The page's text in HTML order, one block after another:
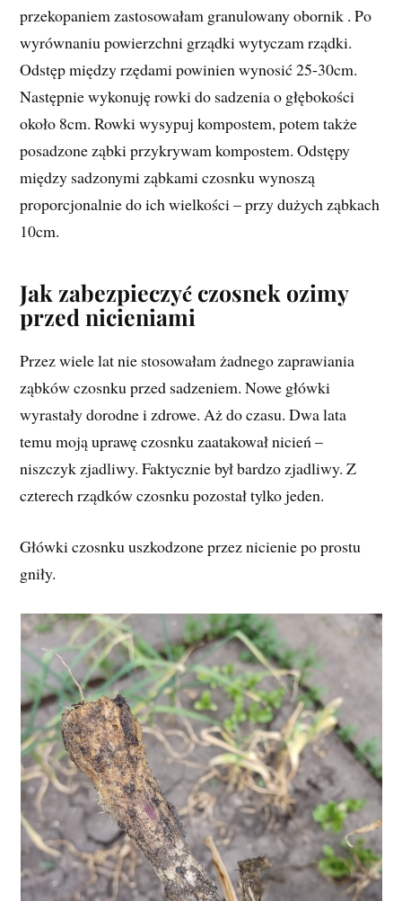
przekopaniem zastosowałam granulowany obornik . Po
wyrównaniu powierzchni grządki wytyczam rządki.
Odstęp między rzędami powinien wynosić 25-30cm.
Następnie wykonuję rowki do sadzenia o głębokości
około 8cm. Rowki wysypuj kompostem, potem także
posadzone ząbki przykrywam kompostem. Odstępy
między sadzonymi ząbkami czosnku wynoszą
proporcjonalnie do ich wielkości – przy dużych ząbkach
10cm.
Jak zabezpieczyć czosnek ozimy
przed nicieniami
Przez wiele lat nie stosowałam żadnego zaprawiania
ząbków czosnku przed sadzeniem. Nowe główki
wyrastały dorodne i zdrowe. Aż do czasu. Dwa lata
temu moją uprawę czosnku zaatakował nicień –
niszczyk zjadliwy. Faktycznie był bardzo zjadliwy. Z
czterech rządków czosnku pozostał tylko jeden.
Główki czosnku uszkodzone przez nicienie po prostu
gniły.